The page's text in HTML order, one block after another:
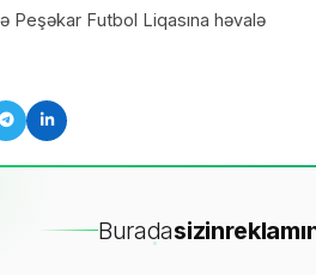
Peşəkar Futbol Liqasına həvalə
Buradasizin